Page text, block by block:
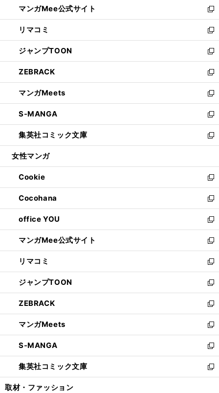
く
ド
ウ
で
開
く
ィ
ン
ド
ウ
で
開
く
い
ウ
ィ
ン
ド
ウ
で
開
く
マンガMee公式サイト
新
し
い
ウ
ィ
ン
ド
ウ
で
開
く
リマコミ
新
し
い
ウ
ィ
ン
ド
ウ
で
開
く
ジャンプTOON
新
し
い
ウ
ィ
ン
ド
ウ
で
開
ZEBRACK
新
し
い
ウ
ィ
ン
ド
ウ
開
く
マンガMeets
新
し
い
ウ
ィ
ン
ウ
で
開
く
S-MANGA
新
し
い
ウ
ン
ド
ウ
で
開
く
集英社コミック文庫
新
し
ウ
ィ
ン
ド
ウ
で
開
く
女性マンガ
Cookie
新
し
い
ウ
ィ
ン
ド
ウ
で
開
く
Cocohana
新
し
い
ウ
ィ
ン
ド
ウ
で
開
く
office YOU
新
し
い
ウ
ィ
ン
ド
ウ
で
開
く
マンガMee公式サイト
新
し
い
ウ
ィ
ン
ド
ウ
で
開
く
リマコミ
新
し
い
ウ
ィ
ン
ド
ウ
で
開
く
ジャンプTOON
新
し
い
ウ
ィ
ン
ド
ウ
で
開
ZEBRACK
新
し
い
ウ
ィ
ン
ド
ウ
マンガMeets
新
し
い
ウ
ィ
ン
S-MANGA
新
し
い
ウ
集英社コミック文庫
新
し
取材・ファッション